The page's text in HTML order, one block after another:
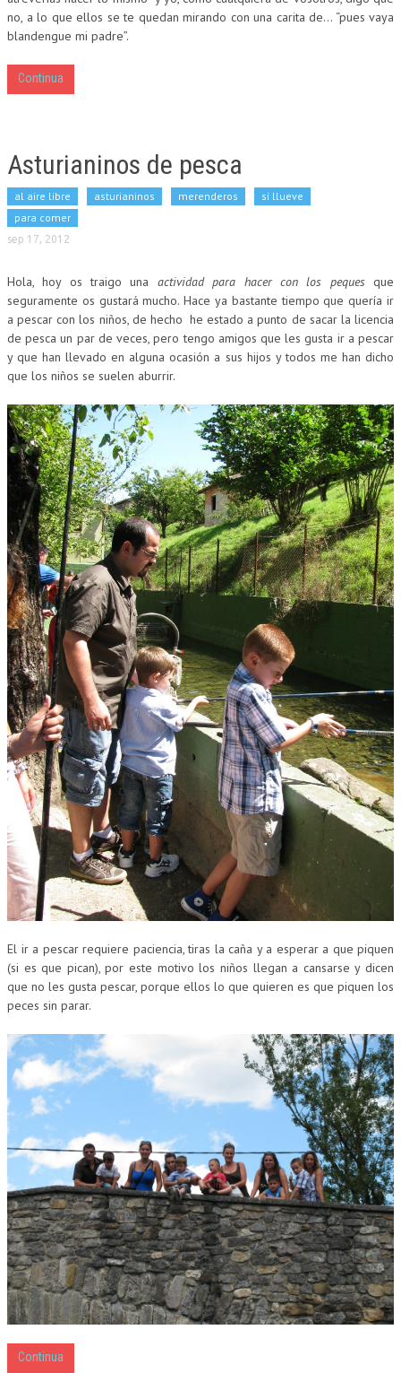
no, a lo que ellos se te quedan mirando con una carita de… “pues vaya
blandengue mi padre”.
Continua
Asturianinos de pesca
al aire libre asturianinos merenderos
si llueve
para comer
sep 17, 2012
Hola, hoy os traigo una actividad para hacer con los pequesque
seguramente os gustará mucho. Hace ya bastante tiempo que quería ir
a pescar con los niños, de hecho he estado a punto de sacar la licencia
de pesca un par de veces, pero tengo amigos que les gusta ir a pescar
y que han llevado en alguna ocasión a sus hijos y todos me han dicho
que los niños se suelen aburrir.
El ir a pescar requiere paciencia, tiras la caña y a esperar a que piquen
(si es que pican), por este motivo los niños llegan a cansarse y dicen
que no les gusta pescar, porque ellos lo que quieren es que piquen los
peces sin parar.
Continua